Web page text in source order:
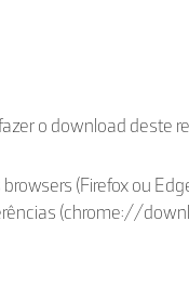
o download deste
(Firefox ou
(chrome://